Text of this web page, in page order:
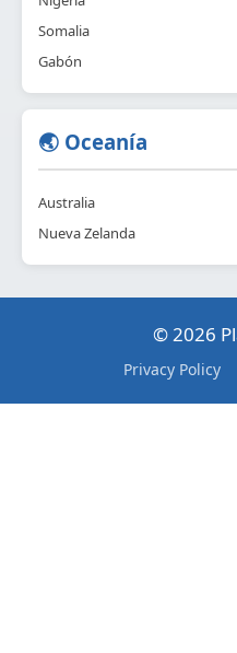
Somalia
Gabón
🌏 Oceanía
Australia
Nueva Zelanda
© 2026
Privacy Policy